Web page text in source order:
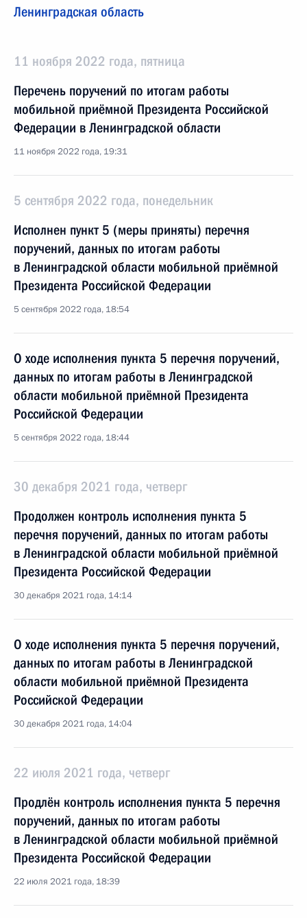
Ленинградская область
11 ноября 2022 года, пятница
Перечень поручений по итогам работы
мобильной приёмной Президента Российской
Федерации в Ленинградской области
11 ноября 2022 года, 19:31
5 сентября 2022 года, понедельник
Исполнен пункт 5 (меры приняты) перечня
поручений, данных по итогам работы
в Ленинградской области мобильной приёмной
Президента Российской Федерации
5 сентября 2022 года, 18:54
О ходе исполнения пункта 5 перечня поручений,
данных по итогам работы в Ленинградской
области мобильной приёмной Президента
Российской Федерации
5 сентября 2022 года, 18:44
30 декабря 2021 года, четверг
Продолжен контроль исполнения пункта 5
перечня поручений, данных по итогам работы
в Ленинградской области мобильной приёмной
Президента Российской Федерации
30 декабря 2021 года, 14:14
О ходе исполнения пункта 5 перечня поручений,
данных по итогам работы в Ленинградской
области мобильной приёмной Президента
Российской Федерации
30 декабря 2021 года, 14:04
22 июля 2021 года, четверг
Продлён контроль исполнения пункта 5 перечня
поручений, данных по итогам работы
в Ленинградской области мобильной приёмной
Президента Российской Федерации
22 июля 2021 года, 18:39